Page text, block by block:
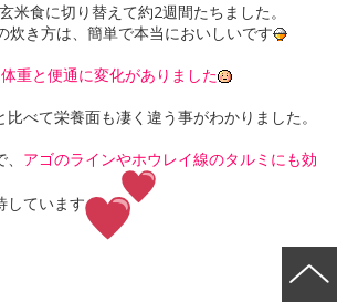
米食に切り替えて約2週間たちました。
炊き方は、簡単で本当においしいです
重と便通に変化がありました
べて栄養面も凄く違う事がわかりました。
アゴのラインやホウレイ線のタルミにも効
しています